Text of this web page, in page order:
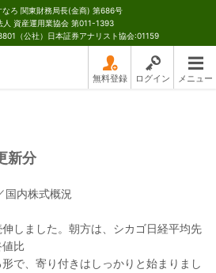
なろ 関東財務局長(金商) 第686号
人 資産運用業協会 第011-1393
（公社）日本証券アナリスト協会:01159
無料登録 ログイン メニュー
新分
内株式概況
しました。朝方は、シカゴ日経平均先
比
で、寄り付きはしっかりと始まりまし